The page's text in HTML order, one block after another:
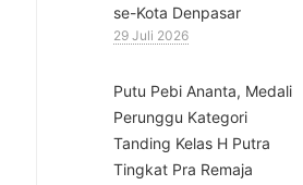
se-Kota Denpasar
29 Juli 2026
Putu Pebi Ananta, Medali
Perunggu Kategori
Tanding Kelas H Putra
Tingkat Pra Remaja